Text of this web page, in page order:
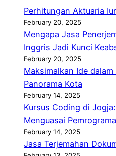
Perhitungan Aktuaria
February 20, 2025
Mengapa Jasa
Inggris Jadi Kunci
February 20, 2025
Maksimalkan Ide
Panorama Kota
February 14, 2025
Kursus Coding di
Menguasai
February 14, 2025
Jasa Terjemahan